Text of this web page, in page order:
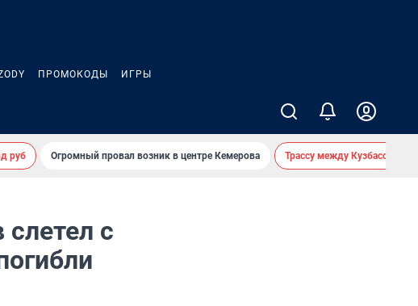
ПРОМОКОДЫ ИГРЫ
руб Огромный провал возник в центре Кемерова Трассу между Кузбассом и
с